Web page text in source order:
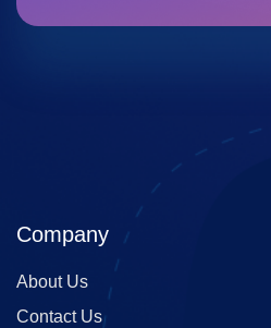
Company
About Us
Contact Us